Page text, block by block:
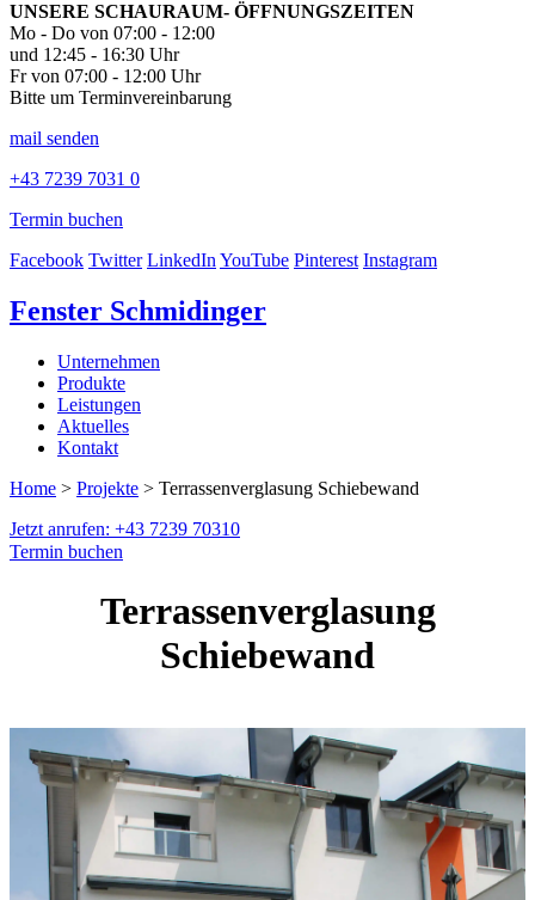
UNSERE SCHAURAUM- ÖFFNUNGSZEITEN
Mo - Do von 07:00 - 12:00
und 12:45 - 16:30 Uhr
Fr von 07:00 - 12:00 Uhr
Bitte um Terminvereinbarung
mail senden
+43 7239 7031 0
Termin buchen
Facebook Twitter LinkedInYouTube Pinterest Instagram
Fenster Schmidinger
Unternehmen
Produkte
Leistungen
Aktuelles
Kontakt
Home > Projekte > Terrassenverglasung Schiebewand
Jetzt anrufen: +43 7239 70310
Termin buchen
Terrassenverglasung
Schiebewand